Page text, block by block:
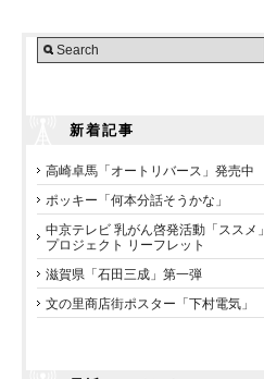
新着記事
高崎卓馬「オートリバース」発売中
ポッキー「何本分話そうかな」
中京テレビ 乳がん啓発活動「ススメ」
プロジェクト リーフレット
滋賀県「石田三成」第一弾
文の里商店街ポスター「下村電気」